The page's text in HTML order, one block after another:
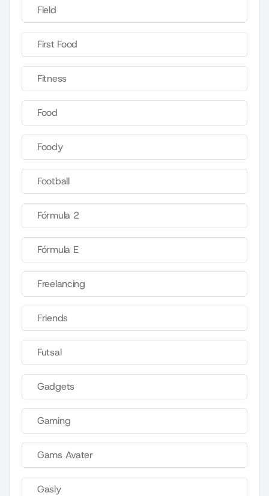
Field
First Food
Fitness
Food
Foody
Football
Fórmula 2
Fórmula E
Freelancing
Friends
Futsal
Gadgets
Gaming
Gams Avater
Gasly